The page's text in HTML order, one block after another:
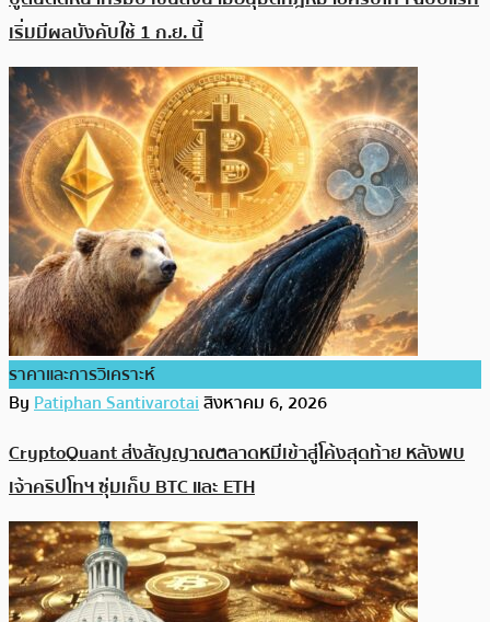
เริ่มมีผลบังคับใช้ 1 ก.ย. นี้
ราคาและการวิเคราะห์
ByPatiphan Santivarotaiสิงหาคม 6, 2026
CryptoQuant ส่งสัญญาณตลาดหมีเข้าสู่โค้งสุดท้าย หลังพบ
เจ้าคริปโทฯ ซุ่มเก็บ BTC และ ETH